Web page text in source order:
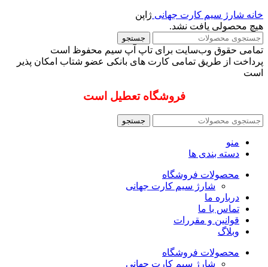
خانه شارژ سیم کارت جهانی ژاپن
هیچ محصولی یافت نشد.
جستجو
تمامی حقوق وب‌سایت برای تاپ آپ سیم محفوظ است
پرداخت از طریق تمامی کارت های بانکی عضو شتاب امکان پذیر
است
فروشگاه تعطیل است
جستجو
منو
دسته بندی ها
محصولات فروشگاه
شارژ سیم کارت جهانی
درباره ما
تماس با ما
قوانین و مقررات
وبلاگ
محصولات فروشگاه
شارژ سیم کارت جهانی